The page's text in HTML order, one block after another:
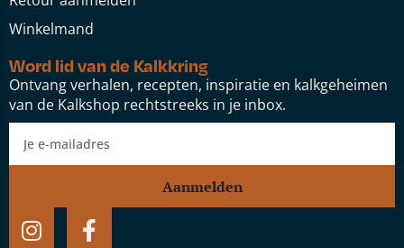
Winkelmand
Word lid van de Kalkkring
Ontvang verhalen, recepten, inspiratie en kalkgeheimen
van de Kalkshop rechtstreeks in je inbox.
Aanmelden